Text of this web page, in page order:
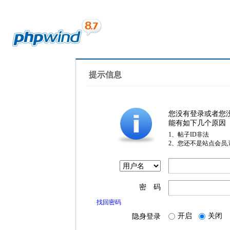
提示信息
您没有登录或者您
能有如下几个原因
1、帖子ID非法
2、您还不是站点会员
密 码
找回密码
隐身登录 开启 关闭